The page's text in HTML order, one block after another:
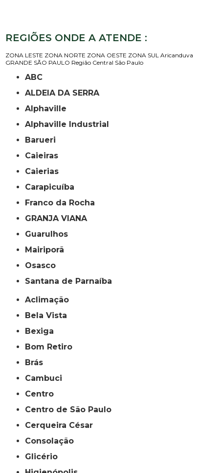
REGIÕES ONDE A ATENDE :
ZONA LESTE ZONA NORTE ZONA OESTE ZONA SUL Aricanduva
GRANDE SÃO PAULO Região Central São Paulo
ABC
ALDEIA DA SERRA
Alphaville
Alphaville Industrial
Barueri
Caieiras
Caierias
Carapicuíba
Franco da Rocha
GRANJA VIANA
Guarulhos
Mairiporã
Osasco
Santana de Parnaíba
Aclimação
Bela Vista
Bexiga
Bom Retiro
Brás
Cambuci
Centro
Centro de São Paulo
Cerqueira César
Consolação
Glicério